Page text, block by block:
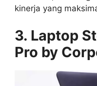
kinerja yang
3. Laptop
Pro by